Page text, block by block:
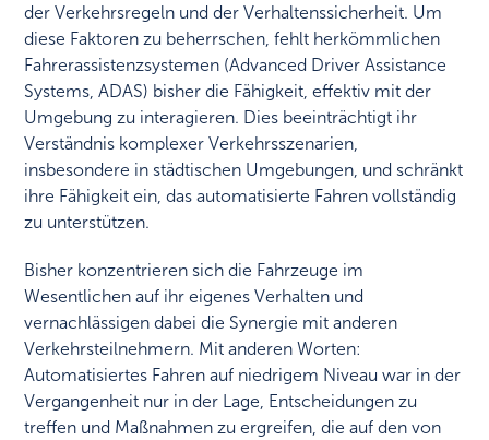
der Verkehrsregeln und der Verhaltenssicherheit. Um
diese Faktoren zu beherrschen, fehlt herkömmlichen
Fahrerassistenzsystemen (Advanced Driver Assistance
Systems, ADAS) bisher die Fähigkeit, effektiv mit der
Umgebung zu interagieren. Dies beeinträchtigt ihr
Verständnis komplexer Verkehrsszenarien,
insbesondere in städtischen Umgebungen, und schränkt
ihre Fähigkeit ein, das automatisierte Fahren vollständig
zu unterstützen.
Bisher konzentrieren sich die Fahrzeuge im
Wesentlichen auf ihr eigenes Verhalten und
vernachlässigen dabei die Synergie mit anderen
Verkehrsteilnehmern. Mit anderen Worten:
Automatisiertes Fahren auf niedrigem Niveau war in der
Vergangenheit nur in der Lage, Entscheidungen zu
treffen und Maßnahmen zu ergreifen, die auf den von